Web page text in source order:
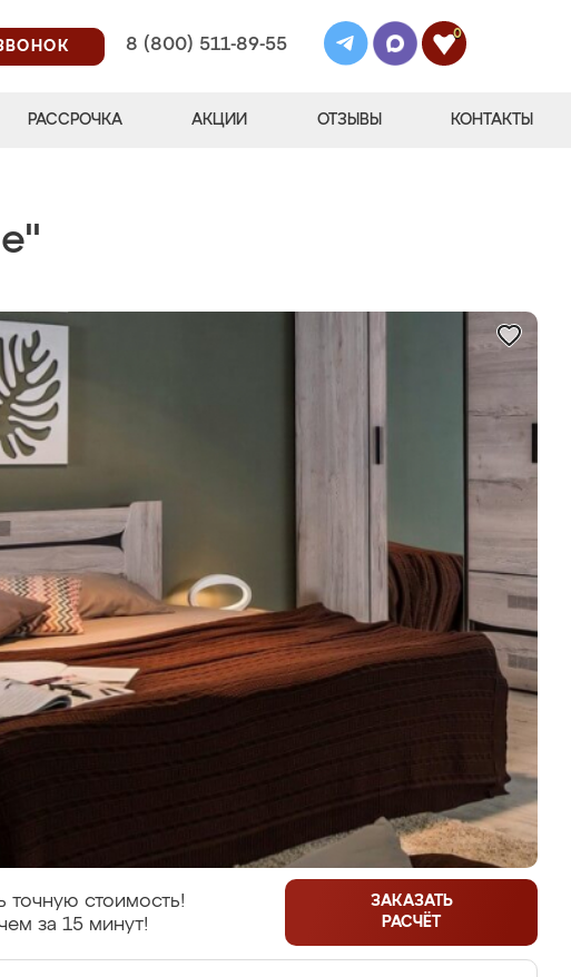
8 (800) 511-89-55
0
РАССРОЧКА АКЦИИ ОТЗЫВЫ КОНТАКТЫ
точную стоимость!
за 15 минут!
ЗАКАЗАТЬ
РАСЧЁТ